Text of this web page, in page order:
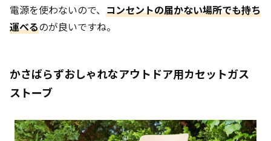
電源を使わないので、 コンセントの届かない場所でも持ち
運べるのが良いですね。
かさばらずおしゃれなアウトドア用カセットガス
ストーブ